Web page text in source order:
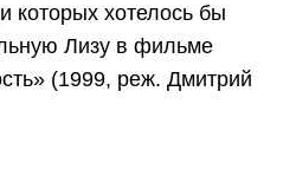
которых хотелось бы
Лизу в фильме
(1999, реж. Дмитрий